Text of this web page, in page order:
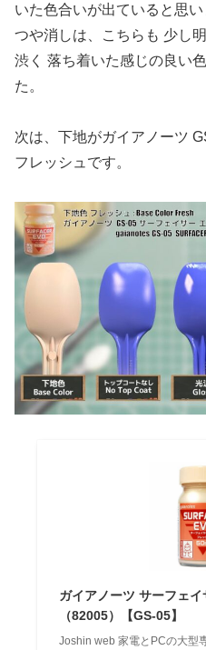
いた色合いが出ていると思い
つや消しは、こちらも 少し
渋く 落ち着いた感じの良い
た。
次は、下地がガイアノーツ
フレッシュです。
ガイアノーツ サーフェ
（82005）【GS-05】
Joshin web 家電とPCの大型